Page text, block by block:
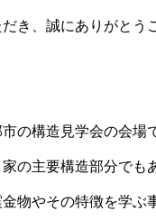
き、誠にありがとう
の構造見学会の会場
の主要構造部分でも
物やその特徴を学ぶ